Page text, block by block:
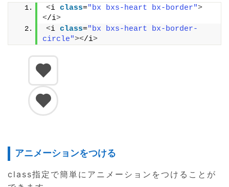
<i class="bx bxs-heart bx-border">
</i>
<i class="bx bxs-heart bx-border-
circle"></i>
アニメーションをつける
class指定で簡単にアニメーションをつけることが